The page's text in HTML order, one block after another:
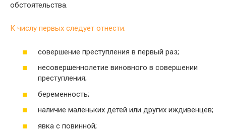
обстоятельства.
К числу первых следует отнести:
совершение преступления в первый раз;
несовершеннолетие виновного в совершении
преступления;
беременность;
наличие маленьких детей или других иждивенцев;
явка с повинной;